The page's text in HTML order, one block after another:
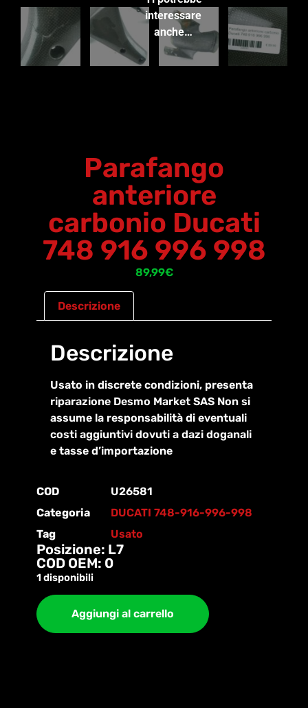
Parafango
anteriore
carbonio Ducati
748 916 996 998
89,99€
Descrizione
Descrizione
Usato in discrete condizioni, presenta
riparazione Desmo Market SAS Non si
assume la responsabilità di eventuali
costi aggiuntivi dovuti a dazi doganali
e tasse d’importazione
COD
U26581
Categoria
DUCATI 748-916-996-998
Tag
Usato
Posizione: L7
COD OEM: 0
1 disponibili
Aggiungi al carrello
interessare
anche…